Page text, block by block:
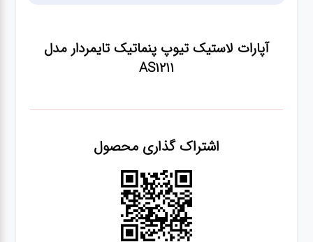
آپارات لاستیک تیوپ پنماتیک تایمردار مدل
AS1211
اشتراک گذاری محصول